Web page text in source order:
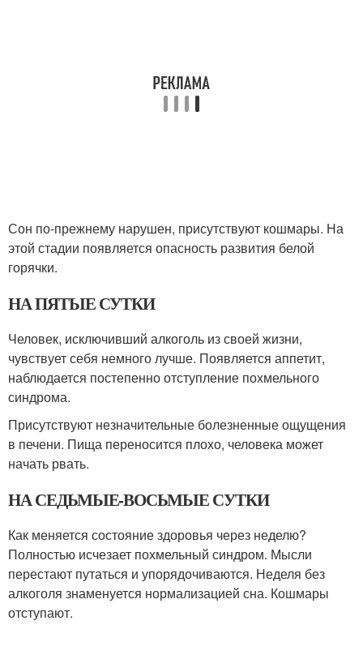
Сон по-прежнему нарушен, присутствуют кошмары. На
этой стадии появляется опасность развития белой
горячки.
НА ПЯТЫЕ СУТКИ
Человек, исключивший алкоголь из своей жизни,
чувствует себя немного лучше. Появляется аппетит,
наблюдается постепенно отступление похмельного
синдрома.
Присутствуют незначительные болезненные ощущения
в печени. Пища переносится плохо, человека может
начать рвать.
НА СЕДЬМЫЕ-ВОСЬМЫЕ СУТКИ
Как меняется состояние здоровья через неделю?
Полностью исчезает похмельный синдром. Мысли
перестают путаться и упорядочиваются. Неделя без
алкоголя знаменуется нормализацией сна. Кошмары
отступают.